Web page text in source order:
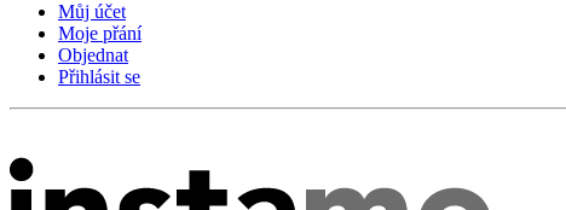
Můj účet
Moje přání
Objednat
Přihlásit se